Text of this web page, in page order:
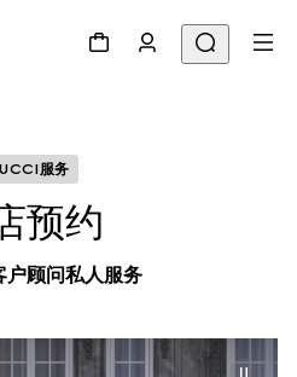
服务
预约
户顾问私人服务